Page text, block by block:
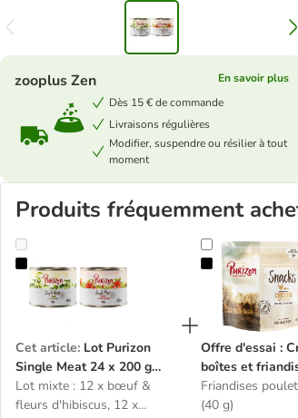
zooplus Zen
En savoir plus
Dès 15 € de commande
Livraisons régulières
Modifier, suspendre ou résilier à tout
moment
Produits fréquemment
Lot Purizon Single Meat 24 x 200 g pour chat
Cet article: Lot Purizon
Single Meat 24 x 200 g
pour chat
Lot mixte : 12 x bœuf &
fleurs d'hibiscus, 12 x
Offre d'essai :
Offre d'essai :
boîtes et
pour chat
Friandises
(40 g)